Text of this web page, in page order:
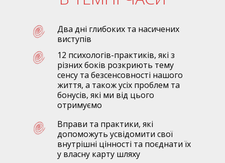
Два дні глибоких та насичених
виступів
Вправи та практики, які
допоможуть усвідомити свої
внутрішні цінності та поєднати їх
у власну карту шляху
12 психологів-практиків, які з
різних боків розкриють тему
сенсу та безсенсовності нашого
життя, а також усіх проблем та
бонусів, які ми від цього
отримуємо